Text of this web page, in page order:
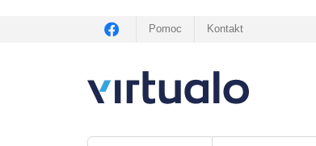
Pomoc Kontakt